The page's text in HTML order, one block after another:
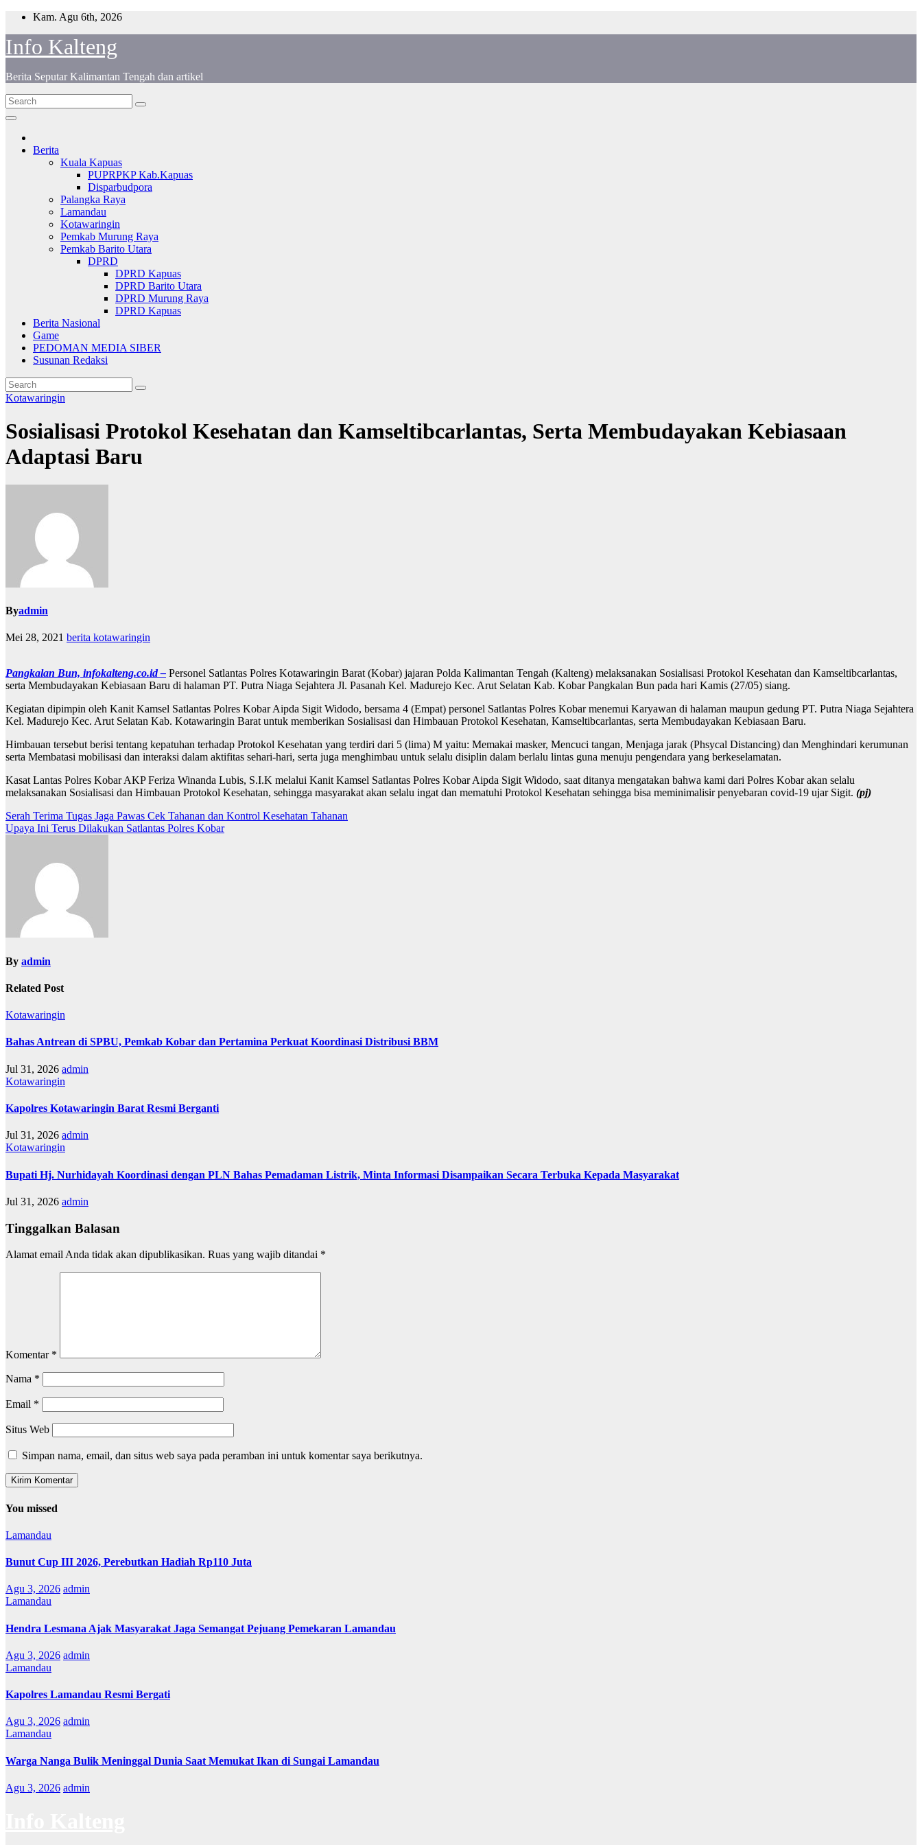
Skip
content
Kam. Agu 6th, 2026
Info Kalteng
Berita Seputar Kalimantan Tengah dan artikel
Berita
Kuala Kapuas
PUPRPKP Kab.Kapuas
Disparbudpora
Palangka Raya
Lamandau
Kotawaringin
Pemkab Murung Raya
Pemkab Barito Utara
DPRD
DPRD Kapuas
DPRD Barito Utara
DPRD Murung Raya
DPRD Kapuas
Berita Nasional
Game
PEDOMAN MEDIA SIBER
Susunan Redaksi
Kotawaringin
Sosialisasi Protokol Kesehatan dan Kamseltibcarlantas, Serta Membudayakan Kebiasaan
Adaptasi Baru
Byadmin
Mei 28, 2021 berita kotawaringin
Pangkalan Bun, infokalteng.co.id – Personel Satlantas Polres Kotawaringin Barat (Kobar) jajaran Polda Kalimantan Tengah (Kalteng) melaksanakan Sosialisasi Protokol Kesehatan dan Kamseltibcarlantas,
serta Membudayakan Kebiasaan Baru di halaman PT. Putra Niaga Sejahtera Jl. Pasanah Kel. Madurejo Kec. Arut Selatan Kab. Kobar Pangkalan Bun pada hari Kamis (27/05) siang.
Kegiatan dipimpin oleh Kanit Kamsel Satlantas Polres Kobar Aipda Sigit Widodo, bersama 4 (Empat) personel Satlantas Polres Kobar menemui Karyawan di halaman maupun gedung PT. Putra Niaga Sejahtera
Kel. Madurejo Kec. Arut Selatan Kab. Kotawaringin Barat untuk memberikan Sosialisasi dan Himbauan Protokol Kesehatan, Kamseltibcarlantas, serta Membudayakan Kebiasaan Baru.
Himbauan tersebut berisi tentang kepatuhan terhadap Protokol Kesehatan yang terdiri dari 5 (lima) M yaitu: Memakai masker, Mencuci tangan, Menjaga jarak (Phsycal Distancing) dan Menghindari kerumunan
serta Membatasi mobilisasi dan interaksi dalam aktifitas sehari-hari, serta juga menghimbau untuk selalu disiplin dalam berlalu lintas guna menuju pengendara yang berkeselamatan.
Kasat Lantas Polres Kobar AKP Feriza Winanda Lubis, S.I.K melalui Kanit Kamsel Satlantas Polres Kobar Aipda Sigit Widodo, saat ditanya mengatakan bahwa kami dari Polres Kobar akan selalu
melaksanakan Sosialisasi dan Himbauan Protokol Kesehatan, sehingga masyarakat akan selalu ingat dan mematuhi Protokol Kesehatan sehingga bisa meminimalisir penyebaran covid-19 ujar Sigit. (pj)
Navigasi
pos
Serah Terima Tugas Jaga Pawas Cek Tahanan dan Kontrol Kesehatan Tahanan
Upaya Ini Terus Dilakukan Satlantas Polres Kobar
By admin
Related Post
Kotawaringin
Bahas Antrean di SPBU, Pemkab Kobar dan Pertamina Perkuat Koordinasi Distribusi BBM
Jul 31, 2026 admin
Kotawaringin
Kapolres Kotawaringin Barat Resmi Berganti
Jul 31, 2026 admin
Kotawaringin
Bupati Hj. Nurhidayah Koordinasi dengan PLN Bahas Pemadaman Listrik, Minta Informasi Disampaikan Secara Terbuka Kepada Masyarakat
Jul 31, 2026 admin
Tinggalkan Balasan
Alamat email Anda tidak akan dipublikasikan. Ruas yang wajib ditandai *
Komentar *
Nama *
Email *
Situs Web
Simpan nama, email, dan situs web saya pada peramban ini untuk komentar saya berikutnya.
You missed
Lamandau
Bunut Cup III 2026, Perebutkan Hadiah Rp110 Juta
Agu 3, 2026 admin
Lamandau
Hendra Lesmana Ajak Masyarakat Jaga Semangat Pejuang Pemekaran Lamandau
Agu 3, 2026 admin
Lamandau
Kapolres Lamandau Resmi Bergati
Agu 3, 2026 admin
Lamandau
Warga Nanga Bulik Meninggal Dunia Saat Memukat Ikan di Sungai Lamandau
Agu 3, 2026 admin